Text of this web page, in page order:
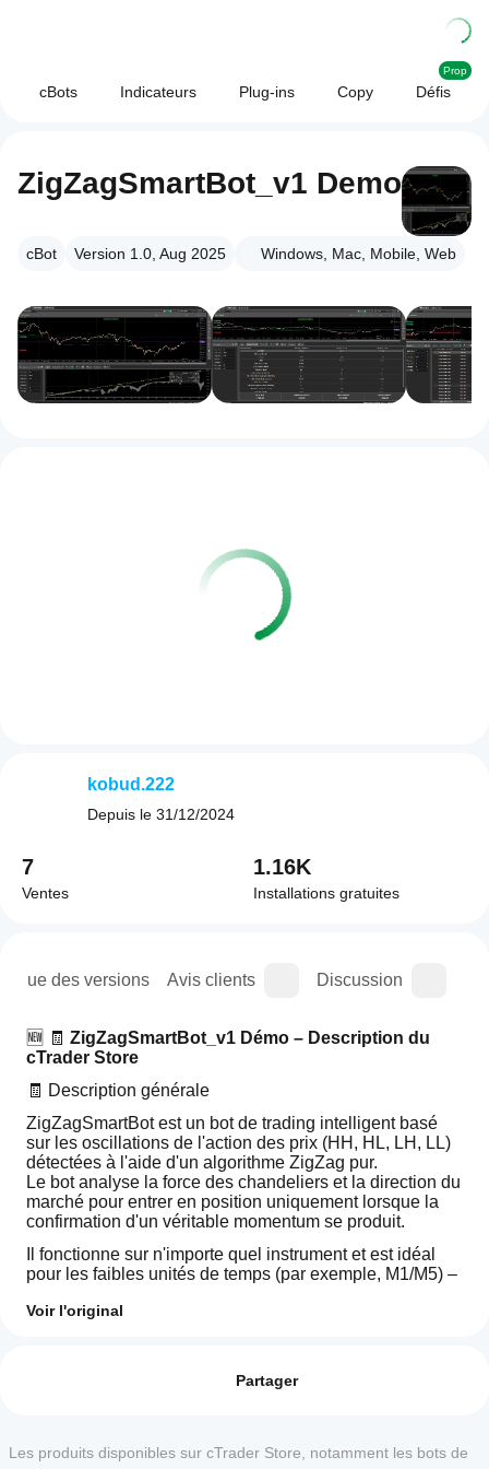
cBots Indicateurs Plug-ins Copy Défis
Prop
ZigZagSmartBot_v1 Demo
cBot Version 1.0, Aug 2025 Windows, Mac, Mobile, Web
des versions Avis clients Discussion
🆕 🧾 ZigZagSmartBot_v1 Démo – Description du
cTrader Store
🧾 Description générale
ZigZagSmartBot est un bot de trading intelligent basé
sur les oscillations de l'action des prix (HH, HL, LH, LL)
détectées à l'aide d'un algorithme ZigZag pur.
Le bot analyse la force des chandeliers et la direction du
marché pour entrer en position uniquement lorsque la
confirmation d'un véritable momentum se produit.
Il fonctionne sur n'importe quel instrument et est idéal
pour les faibles unités de temps (par exemple, M1/M5) –
d'utilisation à partir de l'activation.
Store sous le nom ZigZagSmartBot (FULL).
Voir l'original
Avis clients
démarrez
sont les
Partager
Les produits disponibles sur cTrader Store, notamment les bots de
kobud.222
Depuis le 31/12/2024
7
Ventes
1.16K
Installations gratuites